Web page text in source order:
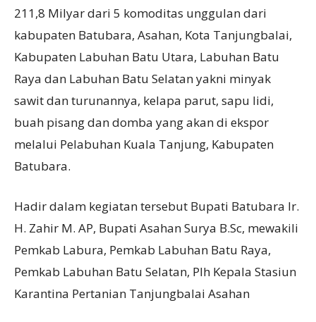
211,8 Milyar dari 5 komoditas unggulan dari
kabupaten Batubara, Asahan, Kota Tanjungbalai,
Kabupaten Labuhan Batu Utara, Labuhan Batu
Raya dan Labuhan Batu Selatan yakni minyak
sawit dan turunannya, kelapa parut, sapu lidi,
buah pisang dan domba yang akan di ekspor
melalui Pelabuhan Kuala Tanjung, Kabupaten
Batubara.
Hadir dalam kegiatan tersebut Bupati Batubara Ir.
H. Zahir M. AP, Bupati Asahan Surya B.Sc, mewakili
Pemkab Labura, Pemkab Labuhan Batu Raya,
Pemkab Labuhan Batu Selatan, Plh Kepala Stasiun
Karantina Pertanian Tanjungbalai Asahan